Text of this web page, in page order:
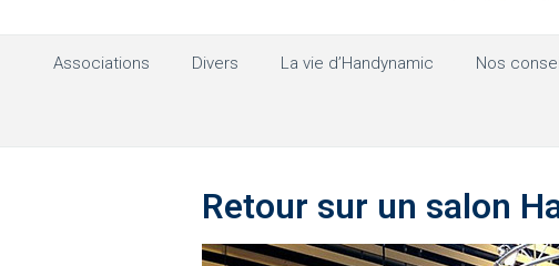
Associations Divers La vie d’Handynamic Nos
Retour sur un salon